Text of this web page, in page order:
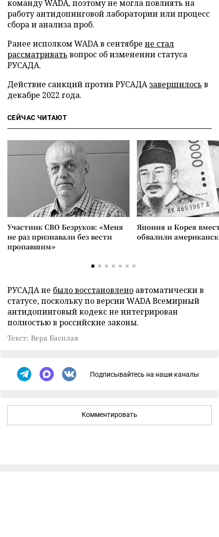
команду WADA, поэтому не могла повлиять на
работу антидопинговой лаборатории или процесс
сбора и анализа проб.
Ранее исполком WADA в сентябре не стал
рассматривать вопрос об изменении статуса
РУСАДА.
Действие санкций против РУСАДАзавершилось в
декабре 2022 года.
СЕЙЧАС ЧИТАЮТ
Участник СВО Безруков: «Меня
не раз признавали без вести
пропавшим»
Япония и Корея
обвалили
РУСАДА не было восстановлено автоматически в
статусе, поскольку по версии WADA Всемирный
антидопинговый кодекс не интегрирован
полностью в российские законы.
Текст: Вера Басилая
Подписывайтесь на наши каналы
Комментировать